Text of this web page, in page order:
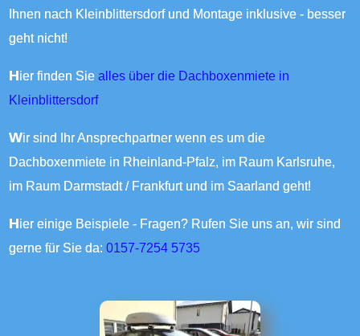
Ihnen nach Kleinblittersdorf und Montage inklusive - besser
geht nicht!
Hier finden Siealles über die Dachboxenmiete in
Kleinblittersdorf
Wir sind Ihr Ansprechpartner wenn es um die
Dachboxenmiete in Rheinland-Pfalz, im Raum Karlsruhe,
im Raum Darmstadt / Frankfurt und im Saarland geht!
Hier einige Beispiele - Fragen? Rufen Sie uns an, wir sind
gerne für Sie da:0157-7254 5735